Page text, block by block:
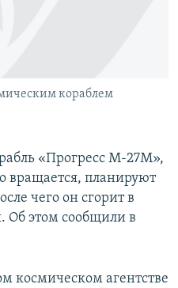
кораблем
«Прогресс М-27М»,
вращается, планируют
чего он сгорит в
Об этом сообщили в
космическом агентстве